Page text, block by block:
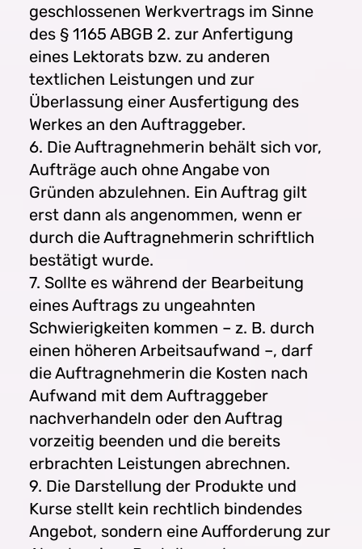
geschlossenen Werkvertrags im Sinne
des § 1165 ABGB 2. zur Anfertigung
eines Lektorats bzw. zu anderen
textlichen Leistungen und zur
Überlassung einer Ausfertigung des
Werkes an den Auftraggeber.
6. Die Auftragnehmerin behält sich vor,
Aufträge auch ohne Angabe von
Gründen abzulehnen. Ein Auftrag gilt
erst dann als angenommen, wenn er
durch die Auftragnehmerin schriftlich
bestätigt wurde.
7. Sollte es während der Bearbeitung
eines Auftrags zu ungeahnten
Schwierigkeiten kommen – z. B. durch
einen höheren Arbeitsaufwand –, darf
die Auftragnehmerin die Kosten nach
Aufwand mit dem Auftraggeber
nachverhandeln oder den Auftrag
vorzeitig beenden und die bereits
erbrachten Leistungen abrechnen.
9. Die Darstellung der Produkte und
Kurse stellt kein rechtlich bindendes
Angebot, sondern eine Aufforderung zur